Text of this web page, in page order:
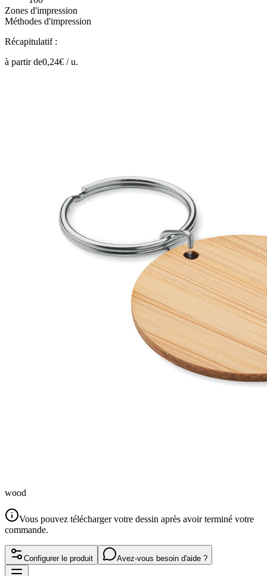
Zones d'impression
Méthodes d'impression
Récapitulatif :
à partir de0,24€ /u.
wood
Vous pouvez télécharger votre dessin après avoir terminé votre
commande.
Configurer le produit Avez-vous besoin d'aide ?